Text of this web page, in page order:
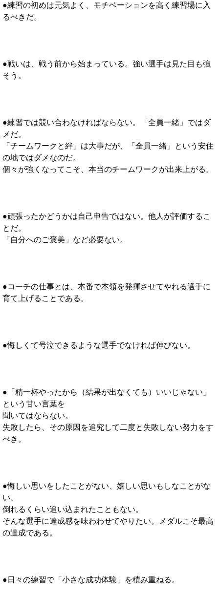
●練習の初めは元気よく、モチベーションを高く練習場に入
るべきだ。
●戦いは、戦う前から始まっている。強い選手は見た目も強
そう。
●練習では競い合わなければならない。「全員一緒」ではダ
メだ。
「チームワークと絆」は大事だが、「全員一緒」という安住
の地ではダメなのだ。
個々が強くなってこそ、本当のチームワークが出来上がる。
●頑張ったかどうかは自己申告ではない。他人が評価するこ
とだ。
「自分へのご褒美」など必要ない。
●コーチの仕事とは、本番で本領を発揮させてやれる選手に
育て上げることである。
●悔しくて号泣できるような選手でなければ伸びない。
●「精一杯やったから（結果が出なくても）いいじゃない」
という甘い言葉を
聞いてはならない。
失敗したら、その原因を追究して二度と失敗しない努力をす
べき。
●悔しい思いをしたことがない、嬉しい思いもしなことがな
い、
倒れるくらい追い込まれたこともない。
そんな選手に達成感を味わわせてやりたい。メダルこそ最高
の達成である。
●日々の練習で「小さな成功体験」を積み重ねる。